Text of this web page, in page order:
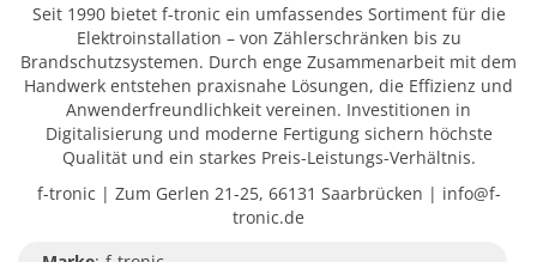
Seit 1990 bietet f-tronic ein umfassendes Sortiment für die
Elektroinstallation – von Zählerschränken bis zu
Brandschutzsystemen. Durch enge Zusammenarbeit mit dem
Handwerk entstehen praxisnahe Lösungen, die Effizienz und
Anwenderfreundlichkeit vereinen. Investitionen in
Digitalisierung und moderne Fertigung sichern höchste
Qualität und ein starkes Preis-Leistungs-Verhältnis.
f-tronic | Zum Gerlen 21-25, 66131 Saarbrücken | info@f-
tronic.de